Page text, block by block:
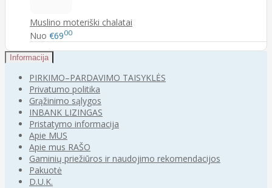
Muslino moteriški chalatai
Nuo €6900
Informacija
PIRKIMO–PARDAVIMO TAISYKLĖS
Privatumo politika
Grąžinimo sąlygos
INBANK LIZINGAS
Pristatymo informacija
Apie MUS
Apie mus RAŠO
Gaminių priežiūros ir naudojimo rekomendacijos
Pakuotė
D.U.K.